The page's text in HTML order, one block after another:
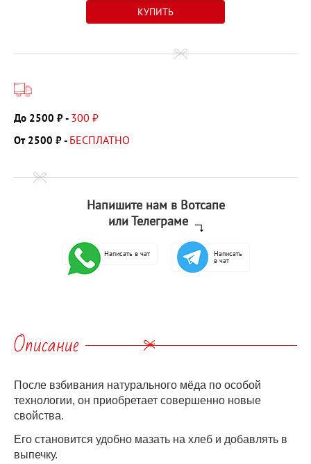
До 2500 ₽ - 300 ₽
От 2500 ₽ - БЕСПЛАТНО
Напишите нам в Вотсапе
или Телеграме
Написать в чат Написать
в чат
Описание
После взбивания натурального мёда по особой
технологии, он приобретает совершенно новые
свойства.
Его становится удобно мазать на хлеб и добавлять в
выпечку.